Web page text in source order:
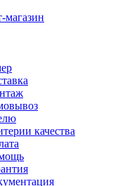
магазин
качества